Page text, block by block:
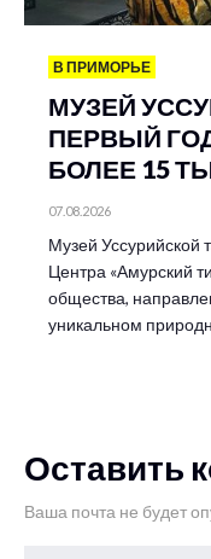
В ПРИМОРЬЕ
МУЗЕЙ
ПЕРВЫЙ
БОЛЕЕ 15
07.08.2026
Музей Уссурийской
Центра «Амурский
общества,
уникальном
Оставить
Ваша почта не будет